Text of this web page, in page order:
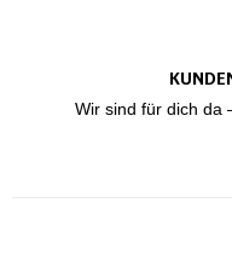
Wir sind für dich da